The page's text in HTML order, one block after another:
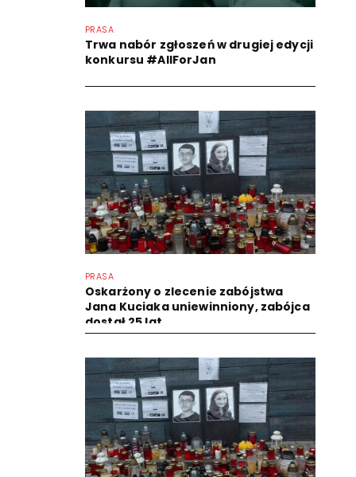
PRASA
Trwa nabór zgłoszeń w drugiej edycji
konkursu #AllForJan
PRASA
Oskarżony o zlecenie zabójstwa
Jana Kuciaka uniewinniony, zabójca
dostał 25 lat